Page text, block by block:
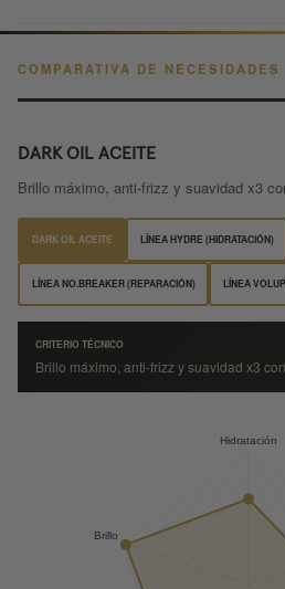
COMPARATIVA DE
DARK OIL ACEITE
Brillo máximo, anti-frizz y suavidad x3
DARK OIL ACEITE LÍNEA HYDRE (HIDRATACIÓN)
LÍNEA NO.BREAKER (REPARACIÓN) LÍNEA
CRITERIO TÉCNICO
Brillo máximo, anti-frizz y suavidad x3